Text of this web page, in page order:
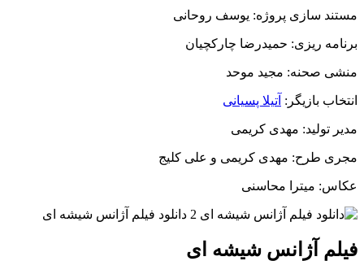
مستند سازی پروژه: یوسف روحانی
برنامه ریزی: حمیدرضا چارکچیان
منشی صحنه: مجید موحد
انتخاب بازیگر: آتیلا پسیانی
مدیر تولید: مهدی کریمی
مجری طرح: مهدی کریمی و علی کلیج
عکاس: میترا محاسنی
فیلم آژانس شیشه ای